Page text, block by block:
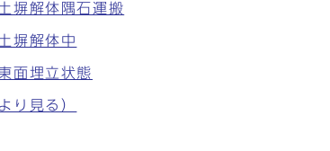
塀解体隅石運搬
塀解体中
面埋立状態
り見る）